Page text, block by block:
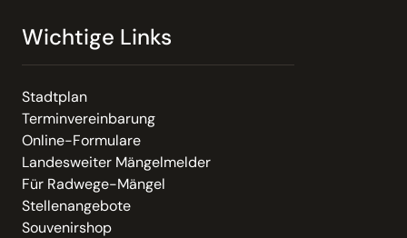
Wichtige Links
Stadtplan
Terminvereinbarung
Online-Formulare
Landesweiter Mängelmelder
Für Radwege-Mängel
Stellenangebote
Souvenirshop